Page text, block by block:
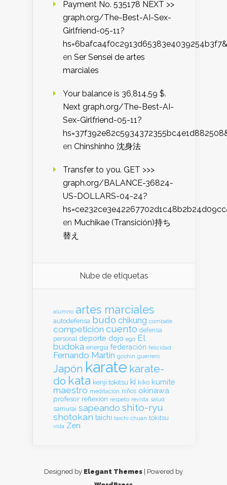
Payment No. 535178 NEXT >>
graph.org/The-Best-AI-Sex-
Girlfriend-05-11?
hs=6bafca4f0c2913d65383e4039254b3f7&
en Ser Sensei de artes
marciales
Your balance is 36,814.59 $.
Next graph.org/The-Best-AI-
Sex-Girlfriend-05-11?
en Chinshinho 沈身法
Transfer to you. GET >>>
graph.org/BALANCE-36824-
US-DOLLARS-04-24?
en Muchikae (Transición)持ち
替え
Nube de etiquetas
alumno artes marciales
autodefensa budo chikung combate
competición cuento defensa
personal deporte dojo ego El
budoka energia federación felicidad
Fernando Martin goshin guerrero
Japón karate karate-
do kata kenji tokitsu ki kiko kumite
maestro meditación niños okinawa
profesor reflexión respeto revista salud
samurai sapeando shito-ryu
shotokan taichi taichi chuan tokitsu
vida Zen
Designed by Elegant Themes | Powered by